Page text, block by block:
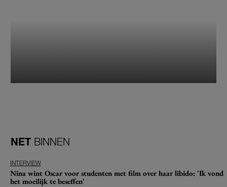
NET BINNEN
INTERVIEW
Nina wint Oscar voor studenten met film over haar libido: 'Ik vond
het moeilijk te beseffen'